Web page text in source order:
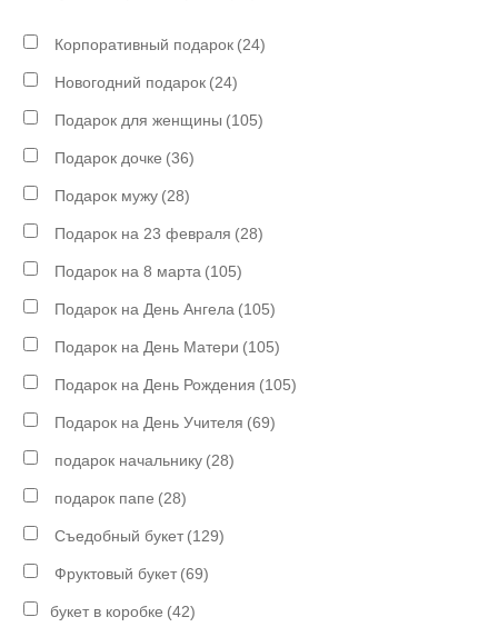
Корпоративный подарок (24)
Новогодний подарок (24)
Подарок для женщины (105)
Подарок дочке (36)
Подарок мужу (28)
Подарок на 23 февраля (28)
Подарок на 8 марта (105)
Подарок на День Ангела (105)
Подарок на День Матери (105)
Подарок на День Рождения (105)
Подарок на День Учителя (69)
подарок начальнику (28)
подарок папе (28)
Съедобный букет (129)
Фруктовый букет (69)
букет в коробке (42)